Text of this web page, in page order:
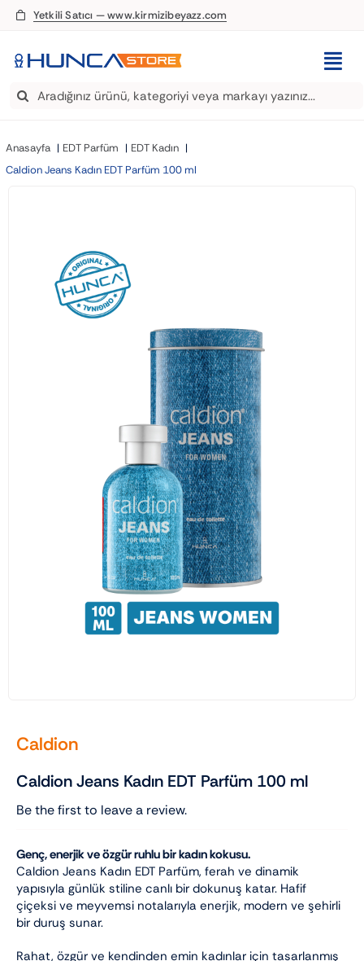
Skip
content
Yetkili Satıcı — www.kirmizibeyazz.com
EDT Parfüm
Deodorant
Saç Kremi
Vücut Spreyi
Search
Anasayfa EDT Parfüm
EDT Kadın
Caldion Jeans Kadın EDT Parfüm 100 ml
Caldion
Caldion Jeans Kadın EDT Parfüm 100 ml
Be the first to leave a review.
Genç, enerjik ve özgür ruhlu bir kadın kokusu.
Caldion Jeans Kadın EDT Parfüm, ferah ve dinamik
yapısıyla günlük stiline canlı bir dokunuş katar. Hafif
çiçeksi ve meyvemsi notalarıyla enerjik, modern ve şehirli
bir duruş sunar.
Rahat, özgür ve kendinden emin kadınlar için tasarlanmış